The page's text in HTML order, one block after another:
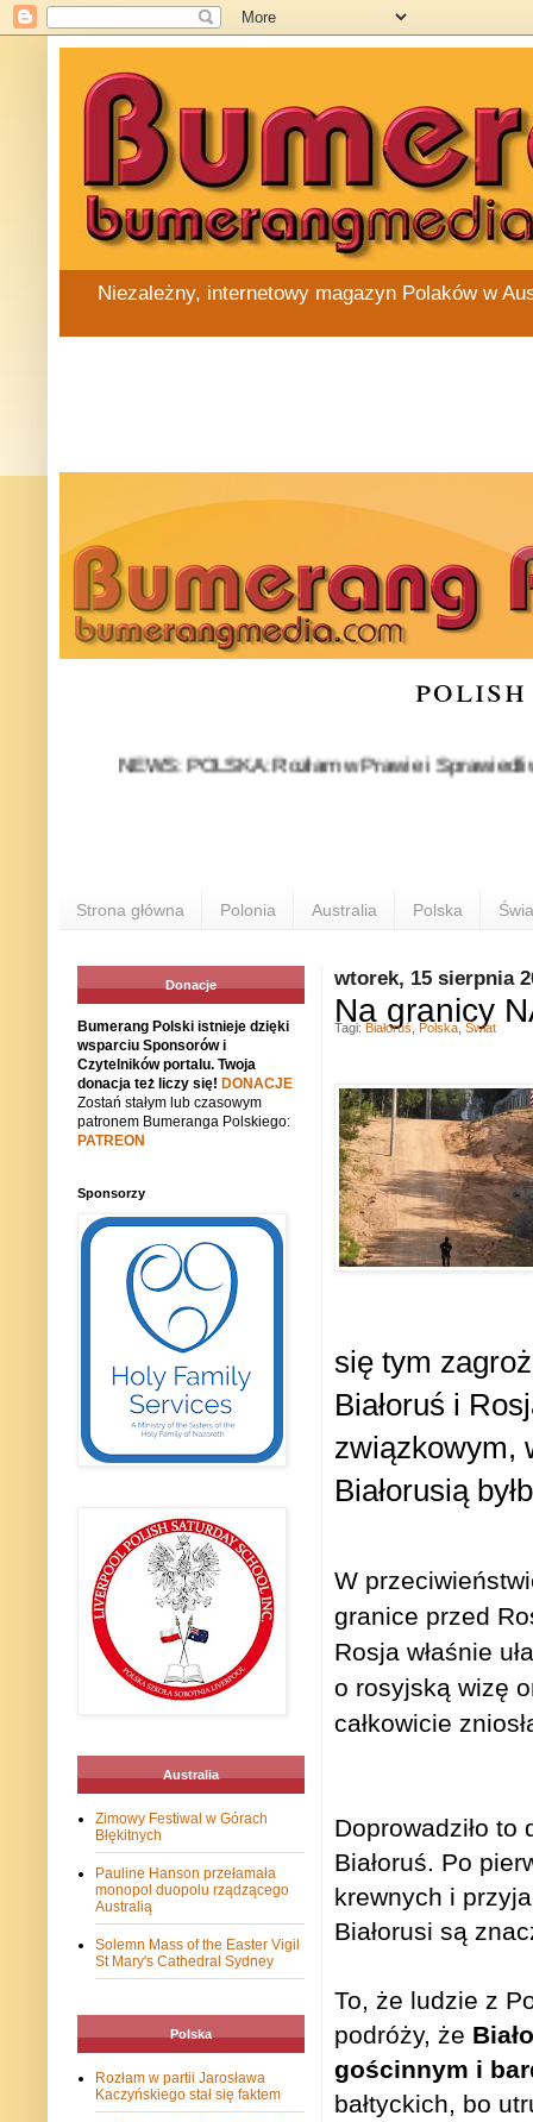
Niezależny, internetowy magazyn Polaków w
NEWS: POLSKA: Rozłam w Prawie i
Strona główna Polonia Australia Polska
wtorek, 15 sierpnia
Na granicy
się tym
Białoruś i
związkowym,
Białorusią
W
granice przed
Rosja właśnie
o rosyjską wizę
całkowicie
Doprowadziło to
Białoruś. Po
krewnych i
Białorusi są
To, że ludzie z
podróży, że
gościnnym i
bałtyckich, bo
Tagi: Białoruś Polska Świat
Donacje
Bumerang Polski istnieje dzięki
wsparciu Sponsorów i
Czytelników portalu. Twoja
donacja też liczy się! DONACJE
Zostań stałym lub czasowym
patronem Bumeranga Polskiego:
PATREON
Sponsorzy
Australia
Zimowy Festiwal w Górach
Błękitnych
Pauline Hanson przełamała
monopol duopolu rządzącego
Australią
Solemn Mass of the Easter Vigil
St Mary's Cathedral Sydney
Polska
Rozłam w partii Jarosława
Kaczyńskiego stał się faktem